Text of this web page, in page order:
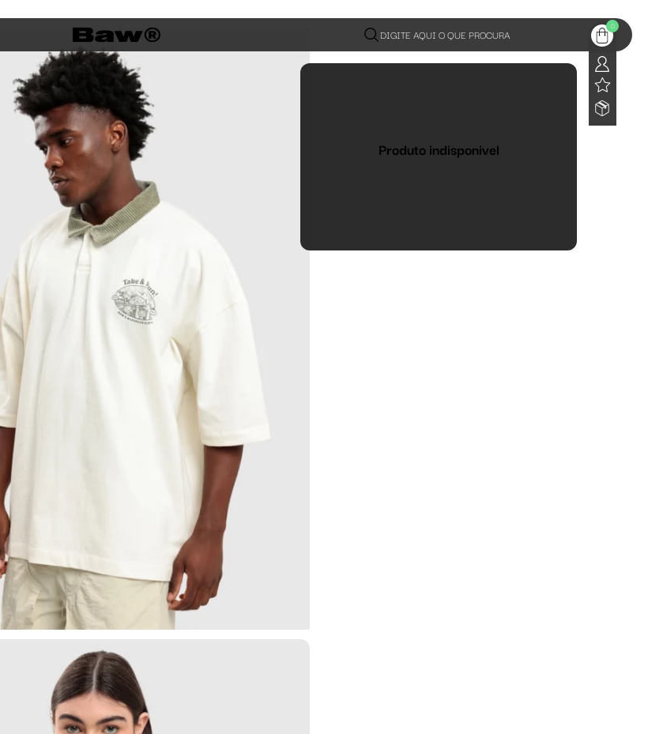
DIGITE AQUI O QUE PROCURA
0
Produto indisponivel